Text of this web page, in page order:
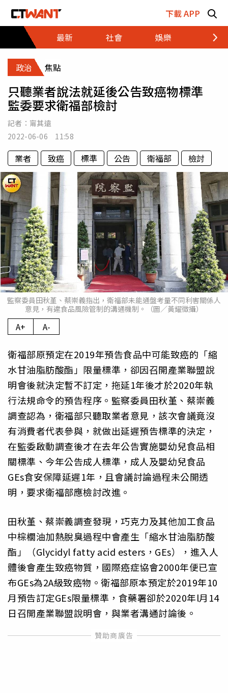
下載 APP
最新
社會 娛樂 財經
政治 焦點
只聽業者說法就延後公告致癌物標準
監委要求衛福部檢討
記者： 甯其遠
2022-06-06 11:58
業者 致癌 標準 公告 衛福部 檢討
監察委員田秋堇、蔡崇義指出，衛福部未能通盤考量不同利害關係人
意見，有違食品風險管制的溝通機制。（圖／黃耀徵攝）
A+ A-
衛福部原預定在2019年預告食品中可能致癌的「縮
水甘油脂肪酸酯」限量標準，卻因召開產業聯盟說
明會後就決定暫不訂定，拖延1年後才於2020年執
行法規命令的預告程序。監察委員田秋堇、蔡崇義
調查認為，衛福部只聽取業者意見，該次會議竟沒
有消費者代表參與，就做出延遲預告標準的決定，
在監委啟動調查後才在去年公告實施嬰幼兒食品相
關標準、今年公告成人標準，成人及嬰幼兒食品
GEs食安保障延遲1年，且會議討論過程未公開透
明，要求衛福部應檢討改進。
田秋堇、蔡崇義調查發現，巧克力及其他加工食品
中棕櫚油加熱脫臭過程中會產生「縮水甘油脂肪酸
酯」（Glycidyl fatty acid esters，GEs），進入人
體後會產生致癌物質，國際癌症協會2000年便已宣
布GEs為2A級致癌物。衛福部原本預定於2019年10
月預告訂定GEs限量標準，食藥署卻於2020年l月14
日召開產業聯盟說明會，與業者溝通討論後。